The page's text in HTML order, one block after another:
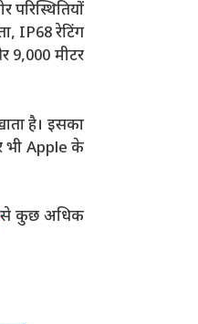
IP68 रेटिंग
9,000 मीटर
है। इसका
भी Apple के
से कुछ अधिक